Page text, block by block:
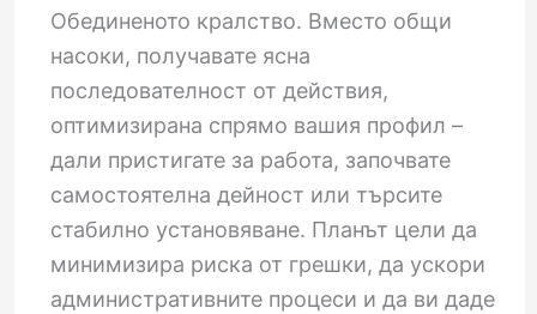
Обединеното кралство. Вместо общи
насоки, получавате ясна
последователност от действия,
оптимизирана спрямо вашия профил –
дали пристигате за работа, започвате
самостоятелна дейност или търсите
стабилно установяване. Планът цели да
минимизира риска от грешки, да ускори
административните процеси и да ви даде